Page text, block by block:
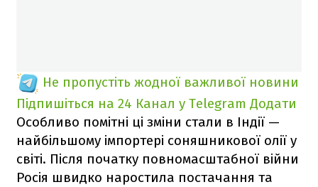
Не пропустіть жодної важливої новини
Підпишіться на 24 Канал у Telegram Додати
Особливо помітні ці зміни стали в Індії —
найбільшому імпортері соняшникової олії у
світі. Після початку повномасштабної війни
Росія швидко наростила постачання та